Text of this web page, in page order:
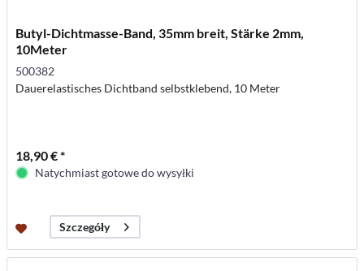
Butyl-Dichtmasse-Band, 35mm breit, Stärke 2mm,
10Meter
500382
Dauerelastisches Dichtband selbstklebend, 10 Meter
18,90 € *
Natychmiast gotowe do wysyłki
Szczegóły